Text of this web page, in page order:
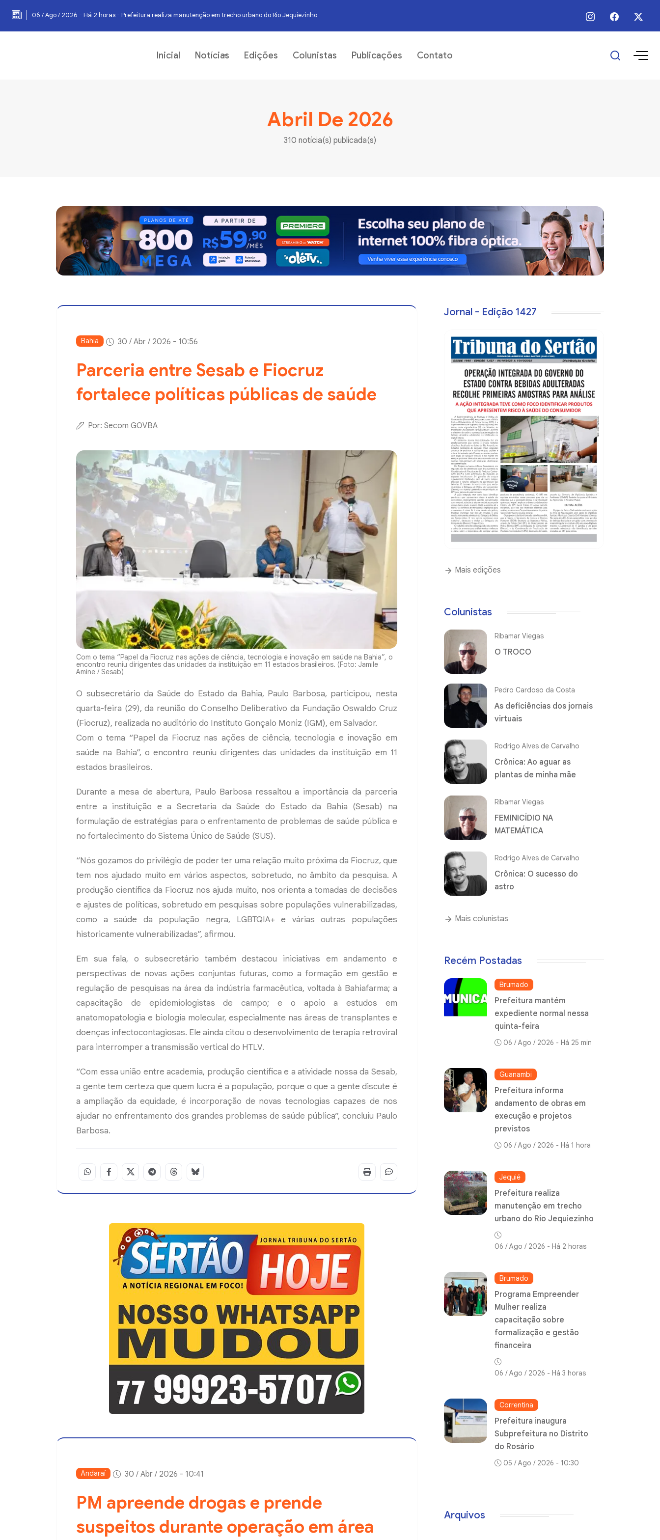
06 / Ago / 2026 - Há 2 horas - Prefeitura realiza manutenção em trecho urbano do Rio Jequiezinho 06 / Ago / 2026 - Há 3 horas - Programa Empreender Mulher realiza
Inicial Notícias Edições Colunistas Publicações Contato
Abril De 2026
310 notícia(s) publicada(s)
Bahia 30 / Abr / 2026 - 10:56
Parceria entre Sesab e Fiocruz
fortalece políticas públicas de saúde
Por: Secom GOVBA
Com o tema “Papel da Fiocruz nas ações de ciência, tecnologia e inovação em saúde na Bahia”, o
encontro reuniu dirigentes das unidades da instituição em 11 estados brasileiros. (Foto: Jamile
Amine / Sesab)
O subsecretário da Saúde do Estado da Bahia, Paulo Barbosa, participou, nesta
quarta-feira (29), da reunião do Conselho Deliberativo da Fundação Oswaldo Cruz
(Fiocruz), realizada no auditório do Instituto Gonçalo Moniz (IGM), em Salvador.
Com o tema “Papel da Fiocruz nas ações de ciência, tecnologia e inovação em
saúde na Bahia”, o encontro reuniu dirigentes das unidades da instituição em 11
estados brasileiros.
Durante a mesa de abertura, Paulo Barbosa ressaltou a importância da parceria
entre a instituição e a Secretaria da Saúde do Estado da Bahia (Sesab) na
formulação de estratégias para o enfrentamento de problemas de saúde pública e
no fortalecimento do Sistema Único de Saúde (SUS).
“Nós gozamos do privilégio de poder ter uma relação muito próxima da Fiocruz, que
tem nos ajudado muito em vários aspectos, sobretudo, no âmbito da pesquisa. A
produção científica da Fiocruz nos ajuda muito, nos orienta a tomadas de decisões
e ajustes de políticas, sobretudo em pesquisas sobre populações vulnerabilizadas,
como a saúde da população negra, LGBTQIA+ e várias outras populações
historicamente vulnerabilizadas”, afirmou.
Em sua fala, o subsecretário também destacou iniciativas em andamento e
perspectivas de novas ações conjuntas futuras, como a formação em gestão e
regulação de pesquisas na área da indústria farmacêutica, voltada à Bahiafarma; a
capacitação de epidemiologistas de campo; e o apoio a estudos em
anatomopatologia e biologia molecular, especialmente nas áreas de transplantes e
doenças infectocontagiosas. Ele ainda citou o desenvolvimento de terapia retroviral
para interromper a transmissão vertical do HTLV.
“Com essa união entre academia, produção científica e a atividade nossa da Sesab,
a gente tem certeza que quem lucra é a população, porque o que a gente discute é
a ampliação da equidade, é incorporação de novas tecnologias capazes de nos
ajudar no enfrentamento dos grandes problemas de saúde pública”, concluiu Paulo
Barbosa.
Andaraí 30 / Abr / 2026 - 10:41
PM apreende drogas e prende
suspeitos durante operação em área
Jornal - Edição 1427
Mais edições
Colunistas
Ribamar Viegas
O TROCO
Pedro Cardoso da Costa
As deficiências dos jornais
virtuais
Rodrigo Alves de Carvalho
Crônica: Ao aguar as
plantas de minha mãe
Ribamar Viegas
FEMINICÍDIO NA
MATEMÁTICA
Rodrigo Alves de Carvalho
Crônica: O sucesso do
astro
Mais colunistas
Recém Postadas
Brumado
Prefeitura mantém
expediente normal nessa
quinta-feira
06 / Ago / 2026 - Há 25 min
Guanambi
Prefeitura informa
andamento de obras em
execução e projetos
previstos
06 / Ago / 2026 - Há 1 hora
Jequié
Prefeitura realiza
manutenção em trecho
urbano do Rio Jequiezinho
06 / Ago / 2026 - Há 2 horas
Brumado
Programa Empreender
Mulher realiza
capacitação sobre
formalização e gestão
financeira
06 / Ago / 2026 - Há 3 horas
Correntina
Prefeitura inaugura
Subprefeitura no Distrito
do Rosário
05 / Ago / 2026 - 10:30
Arquivos